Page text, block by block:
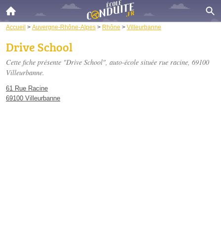
Accueil > Auvergne-Rhône-Alpes > Rhône > Villeurbanne
Drive School
Cette fiche présente "Drive School", auto-école située rue racine, 69100
Villeurbanne.
61 Rue Racine
69100 Villeurbanne